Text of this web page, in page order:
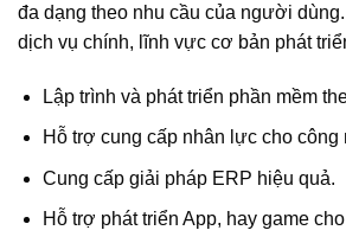
đa dạng theo nhu cầu của người
dịch vụ chính, lĩnh vực cơ bản phát
Lập trình và phát triển phần mềm
Hỗ trợ cung cấp nhân lực cho công
Cung cấp giải pháp ERP hiệu quả.
Hỗ trợ phát triển App, hay game